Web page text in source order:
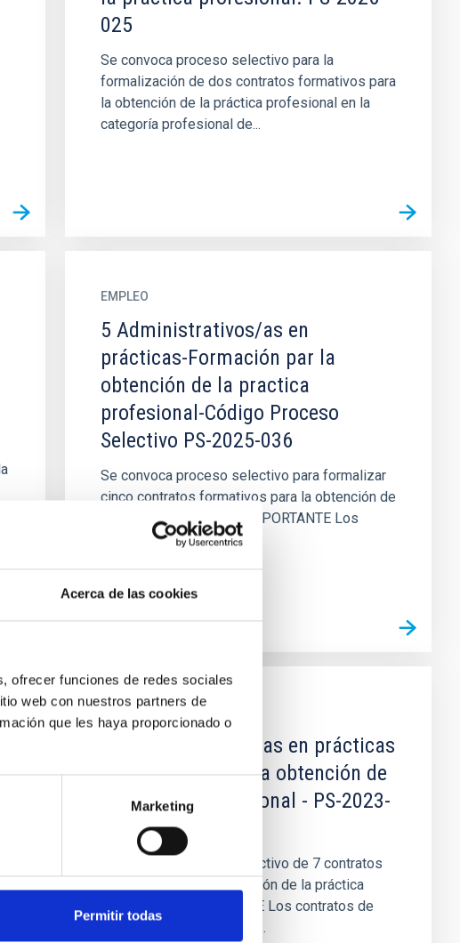
Acerca de las cookies
ofrecer funciones de redes sociales
web con nuestros partners de
que les haya proporcionado o
Marketing
Permitir todas
025
Se convoca proceso selectivo para la
formalización de dos contratos formativos para
la obtención de la práctica profesional en la
categoría profesional de...
EMPLEO
5 Administrativos/as en
prácticas-Formación par la
obtención de la practica
profesional-Código Proceso
Selectivo PS-2025-036
Se convoca proceso selectivo para formalizar
cinco contratos formativos para la obtención de
la práctica profesional, IMPORTANTE Los
contratos de trabajo...
EMPLEO
7 Administrativos/as en prácticas
- Formación para la obtención de
la práctica profesional - PS-2023-
Se convoca proceso selectivo de 7 contratos
formativos para la obtención de la práctica
profesional. IMPORTANTE Los contratos de
trabajo formativos para la...